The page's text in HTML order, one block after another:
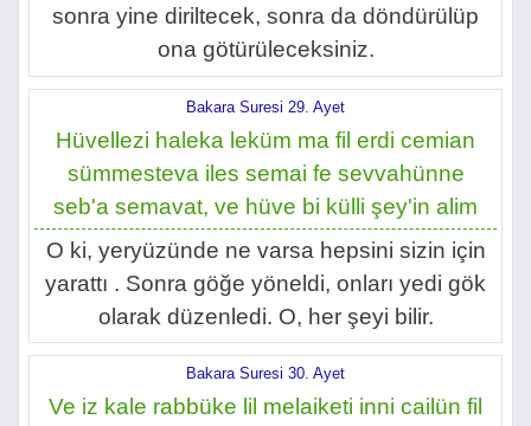
sonra yine diriltecek, sonra da döndürülüp
ona götürüleceksiniz.
Bakara Suresi 29. Ayet
Hüvellezi haleka leküm ma fil erdi cemian
sümmesteva iles semai fe sevvahünne
seb'a semavat, ve hüve bi külli şey'in alim
O ki, yeryüzünde ne varsa hepsini sizin için
yarattı . Sonra göğe yöneldi, onları yedi gök
olarak düzenledi. O, her şeyi bilir.
Bakara Suresi 30. Ayet
Ve iz kale rabbüke lil melaiketi inni cailün fil